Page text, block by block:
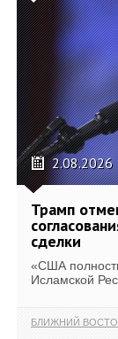
2.08.2026
Трамп
сделки
«США
Исламской
БЛИЖНИЙ